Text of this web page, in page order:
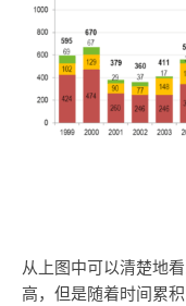
从上图中可以清楚地
高，但是随着时间累